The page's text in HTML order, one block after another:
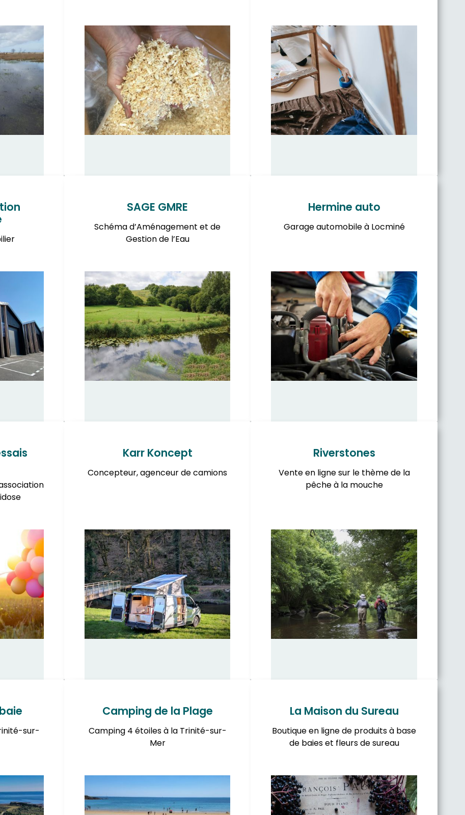
SAGE GMRE
Schéma d’Aménagement et de
Gestion de l’Eau
Hermine auto
Garage automobile à Locminé
Karr Koncept
Concepteur, agenceur de camions
Riverstones
Vente en ligne sur le thème de la
pêche à la mouche
sur-
Camping de la Plage
Camping 4 étoiles à la Trinité-sur-
Mer
La Maison du Sureau
Boutique en ligne de produits à base
de baies et fleurs de sureau